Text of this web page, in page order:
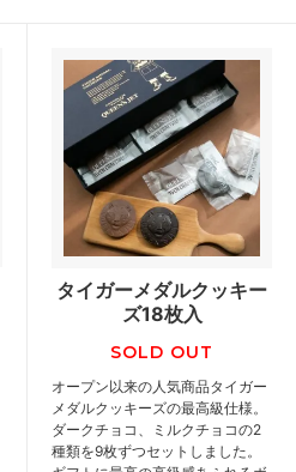
タイガーメダルクッキー
ズ18枚入
SOLD OUT
オープン以来の人気商品タイガー
メダルクッキーズの最高級仕様。
ダークチョコ、ミルクチョコの2
種類を9枚ずつセットしました。